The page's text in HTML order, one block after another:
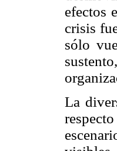
efectos
crisis
sólo
La